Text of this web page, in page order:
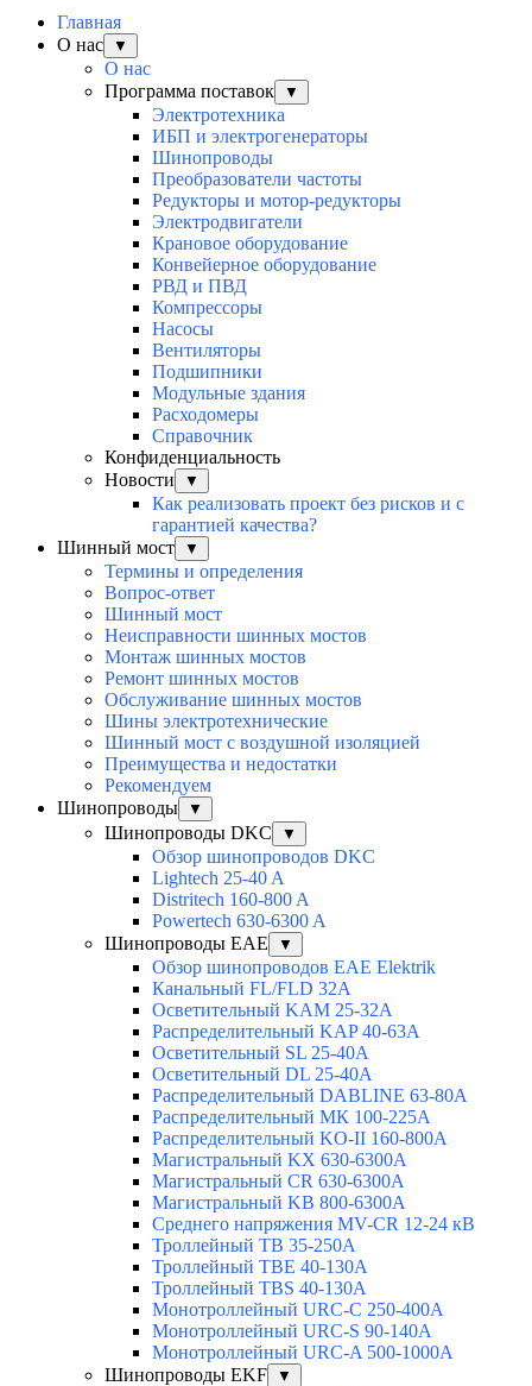
Главная
О нас
▼
О нас
Программа поставок
▼
Электротехника
ИБП и электрогенераторы
Шинопроводы
Преобразователи частоты
Редукторы и мотор-редукторы
Электродвигатели
Крановое оборудование
Конвейерное оборудование
РВД и ПВД
Компрессоры
Насосы
Вентиляторы
Подшипники
Модульные здания
Расходомеры
Справочник
Конфиденциальность
Новости
▼
Как реализовать проект без рисков и с
гарантией качества?
Шинный мост
▼
Термины и определения
Вопрос-ответ
Шинный мост
Неисправности шинных мостов
Монтаж шинных мостов
Ремонт шинных мостов
Обслуживание шинных мостов
Шины электротехнические
Шинный мост с воздушной изоляцией
Преимущества и недостатки
Рекомендуем
Шинопроводы
▼
Шинопроводы DKC ▼
Обзор шинопроводов DKC
Lightech 25-40 A
Distritech 160-800 A
Powertech 630-6300 A
Шинопроводы EAE
▼
Обзор шинопроводов EAE Elektrik
Канальный FL/FLD 32A
Осветительный KAM 25-32А
Распределительный KAP 40-63A
Осветительный SL 25-40А
Осветительный DL 25-40А
Распределительный DABLINE 63-80A
Распределительный МК 100-225А
Распределительный KO-II 160-800А
Магистральный KX 630-6300А
Магистральный CR 630-6300А
Магистральный KB 800-6300А
Среднего напряжения MV-CR 12-24 кВ
Троллейный TB 35-250A
Троллейный TBE 40-130A
Троллейный TBS 40-130A
Монотроллейный URC-C 250-400A
Монотроллейный URC-S 90-140A
Монотроллейный URC-A 500-1000A
Шинопроводы EKF
▼